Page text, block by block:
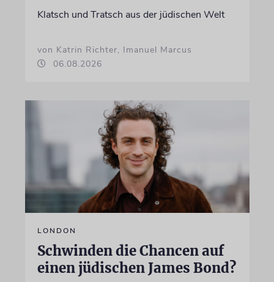
Klatsch und Tratsch aus der jüdischen Welt
von Katrin Richter, Imanuel Marcus
06.08.2026
LONDON
Schwinden die Chancen auf
einen jüdischen James Bond?